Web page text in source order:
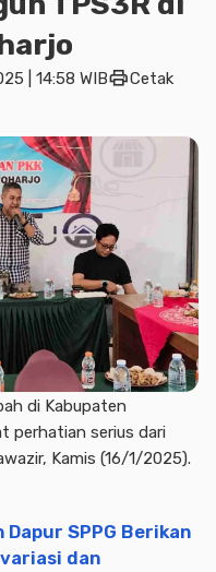
| 14:58 WIBprintCetak
di Kabupaten
perhatian serius dari
Kamis (16/1/2025).
SPPG Berikan
dan